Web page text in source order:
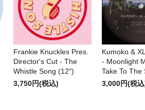
Frankie Knuckles Pres.
Director's Cut - The
Whistle Song (12")
3,750円(税込)
Kumoko &
- Moonlight
Take To The
3,000円(税